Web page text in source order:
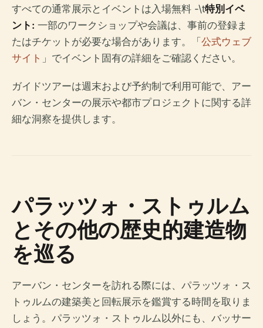
すべての通常展示とイベントは入場無料 -\t特別イベ
ント: 一部のワークショップや会議は、事前の登録ま
たはチケットが必要な場合があります。「 公式ウェブ
サイト 」でイベント固有の詳細をご確認ください。
ガイドツアーは週末および予約制で利用可能で、アー
バン・センターの展示や都市プロジェクトに関する詳
細な洞察を提供します。
パラッツォ・ストゥルム
とその他の歴史的建造物
を巡る
アーバン・センターを訪れる際には、パラッツォ・ス
トゥルムの建築美と回転展示を鑑賞する時間を取りま
しょう。パラッツォ・ストゥルム以外にも、バッサー